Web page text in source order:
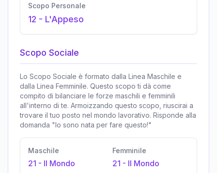
Scopo Personale
12 - L'Appeso
Scopo Sociale
Lo Scopo Sociale è formato dalla Linea Maschile e
dalla Linea Femminile. Questo scopo ti dà come
compito di bilanciare le forze maschili e femminili
all'interno di te. Armoizzando questo scopo, riuscirai a
trovare il tuo posto nel mondo lavorativo. Risponde alla
domanda "Io sono nata per fare questo!"
Maschile
21 - Il Mondo
Femminile
21 - Il Mondo